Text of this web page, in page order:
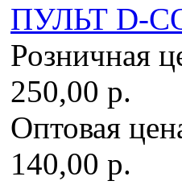
ПУЛЬТ D-
Розничная
250,00 р.
Оптовая
140,00 р.